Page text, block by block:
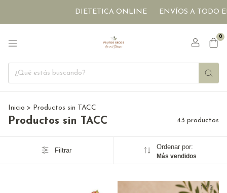
DIETETICA ONLINE ENVÍOS A TODO EL PAIS
0
Inicio > Productos sin TACC
Productos sin TACC 43 productos
Filtrar Ordenar por:
Más vendidos
1/2